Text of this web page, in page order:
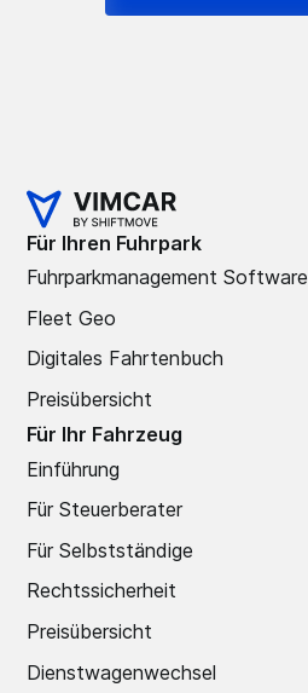
Für Ihren Fuhrpark
Fuhrparkmanagement Software
Fleet Geo
Digitales Fahrtenbuch
Preisübersicht
Für Ihr Fahrzeug
Einführung
Für Steuerberater
Für Selbstständige
Rechtssicherheit
Preisübersicht
Dienstwagenwechsel